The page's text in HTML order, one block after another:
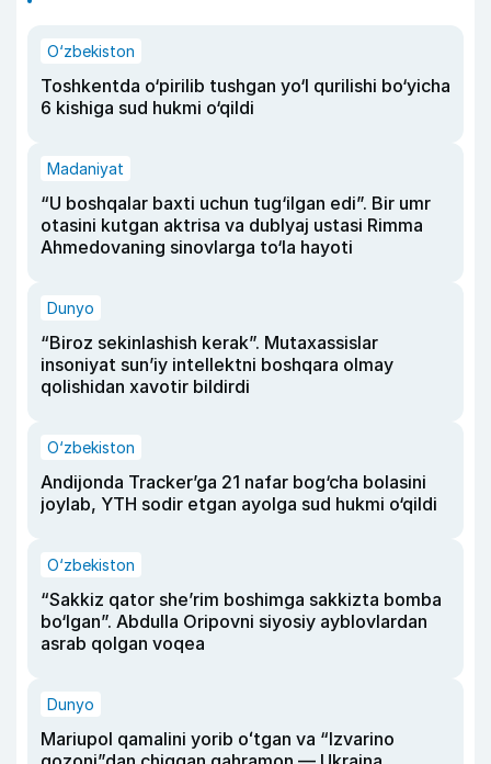
O‘zbekiston
Toshkentda o‘pirilib tushgan yo‘l qurilishi bo‘yicha
6 kishiga sud hukmi o‘qildi
Madaniyat
“U boshqalar baxti uchun tug‘ilgan edi”. Bir umr
otasini kutgan aktrisa va dublyaj ustasi Rimma
Ahmedovaning sinovlarga to‘la hayoti
Dunyo
“Biroz sekinlashish kerak”. Mutaxassislar
insoniyat sun’iy intellektni boshqara olmay
qolishidan xavotir bildirdi
O‘zbekiston
Andijonda Tracker’ga 21 nafar bog‘cha bolasini
joylab, YTH sodir etgan ayolga sud hukmi o‘qildi
O‘zbekiston
“Sakkiz qator she’rim boshimga sakkizta bomba
bo‘lgan”. Abdulla Oripovni siyosiy ayblovlardan
asrab qolgan voqea
Dunyo
Mariupol qamalini yorib oʻtgan va “Izvarino